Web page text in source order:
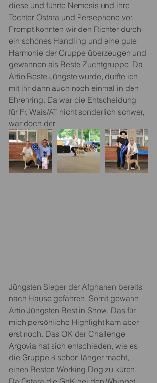
diese und führte Nemesis und ihre
Töchter Ostara und Persephone vor.
Prompt konnten wir den Richter durch
ein schönes Handling und eine gute
Harmonie der Gruppe überzeugen und
gewannen als Beste Zuchtgruppe. Da
Artio Beste Jüngste wurde, durfte ich
mit ihr dann auch noch einmal in den
Ehrenring. Da war die Entscheidung
für Fr. Wais/AT nicht sonderlich schwer,
war doch der
Jüngsten Sieger der Afghanen bereits
nach Hause gefahren. Somit gewann
Artio Jüngsten Best in Show. Das für
mich persönliche Highlight kam aber
erst noch. Das OK der Challenge
Argovia hat sich entschieden, wie es
die Gruppe 8 schon länger macht,
einen Besten Working Dog zu küren.
Da Ostara die GhK bei den Whippet